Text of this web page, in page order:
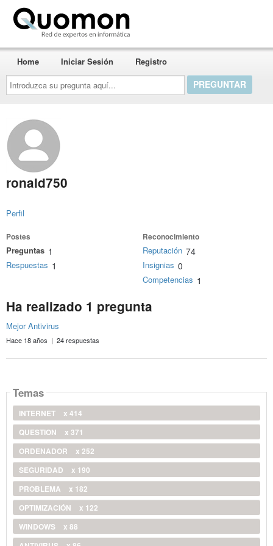
Introduzca
su
pregunta
aquí...
Home Iniciar Sesión Registro
ronald750
Perfil
Postes
Preguntas 1
Respuestas 1
Reconocimiento
Reputación 74
Insignias 0
Competencias 1
Ha realizado 1 pregunta
Mejor Antivirus
Hace 18 años | 24 respuestas
Temas
INTERNET
x 414
QUESTION
x 371
ORDENADOR
x 252
SEGURIDAD
x 190
PROBLEMA
x 182
OPTIMIZACIÓN
x 122
WINDOWS
x 88